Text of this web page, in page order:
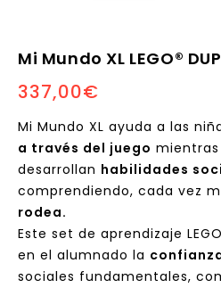
Mi Mundo XL LEGO®
337,00€
Mi Mundo XL ayuda a las
a través del juego mientras
desarrollan habilidades
comprendiendo, cada vez
rodea.
Este set de aprendizaje
en el alumnado la
sociales fundamentales,